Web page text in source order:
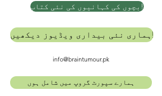
بچوں کی کہانیوں کی نئی کتاب!
ہماری نئی بیداری ویڈیوز دیکھیں!
info@braintumour.pk
ہمارے سپورٹ گروپ میں شامل ہوں